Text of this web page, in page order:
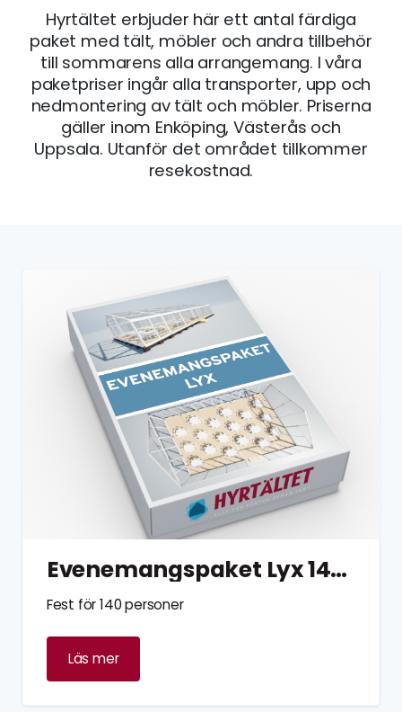
Hyrtältet erbjuder här ett antal färdiga
paket med tält, möbler och andra tillbehör
till sommarens alla arrangemang. I våra
paketpriser ingår alla transporter, upp och
nedmontering av tält och möbler. Priserna
gäller inom Enköping, Västerås och
Uppsala. Utanför det området tillkommer
resekostnad.
Evenemangspaket Lyx 140 personer
Fest för 140 personer
Läs mer